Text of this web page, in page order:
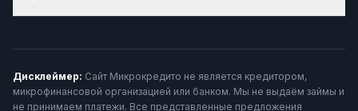
Дисклеймер: Сайт Микрокредито не является кредитором,
микрофинансовой организацией или банком. Мы не выдаём займы и
не принимаем платежи. Все представленные предложения